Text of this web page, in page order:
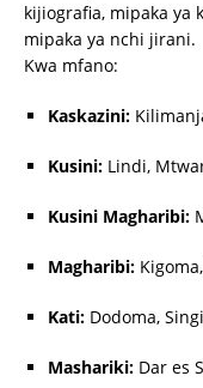
kijiografia, mipaka ya
mipaka ya nchi jirani.
Kwa mfano:
Kaskazini:
Kusini: Lindi,
Kusini Magharibi:
Magharibi:
Kati: Dodoma,
Mashariki: Dar es